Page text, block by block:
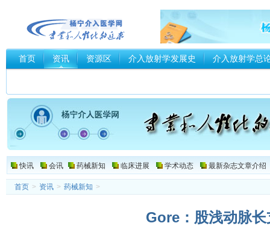
首页 资讯 资源区 介入放射学发展史 介入放射学总
快讯 会讯 药械新知 临床进展 学术动态 最新杂志文章介绍
首页 > 资讯 > 药械新知 >
Gore：股浅动脉长